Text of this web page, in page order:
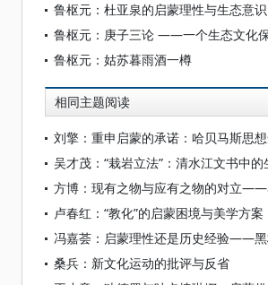
鲁枢元：姑苏暮雨酒一樽
相同主题阅读
卢春红：“教化”的启蒙困境与美学方案
桑兵：新文化运动的批评与反省